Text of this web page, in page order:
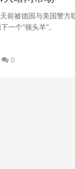
前被德国与美国警方
一个“领头羊”。
0